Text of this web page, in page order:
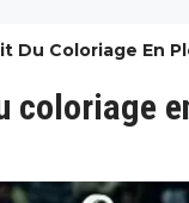
Du Coloriage En
coloriage